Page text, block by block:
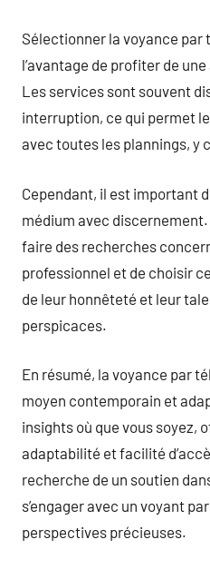
Sélectionner la voyance
l’avantage de profiter de
Les services sont souvent
interruption, ce qui permet
avec toutes les plannings, y
Cependant, il est important
médium avec
faire des recherches
professionnel et de choisir
de leur honnêteté et leur
perspicaces.
En résumé, la voyance par
moyen contemporain et
insights où que vous soyez,
adaptabilité et facilité
recherche de un soutien
s’engager avec un voyant
perspectives précieuses.